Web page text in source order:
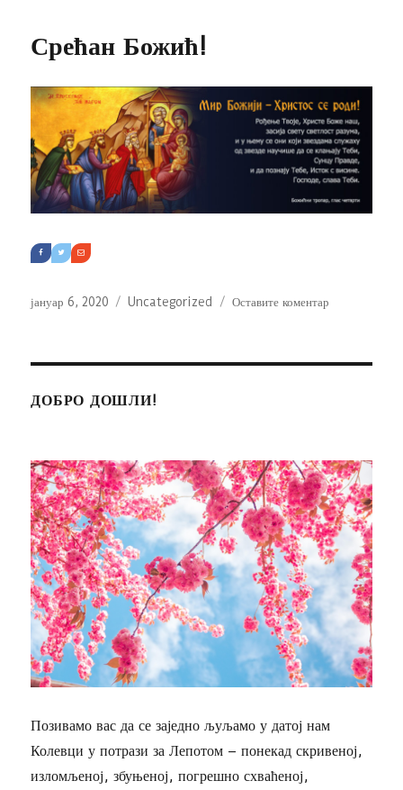
Срећан Божић!
Објављено
јануар 6, 2020 Категорије
Uncategorized Оставите коментар
ДОБРО ДОШЛИ!
Позивамо вас да се заједно љуљамо у датој нам
Колевци у потрази за Лепотом – понекад скривеној,
изломљеној, збуњеној, погрешно схваћеној,